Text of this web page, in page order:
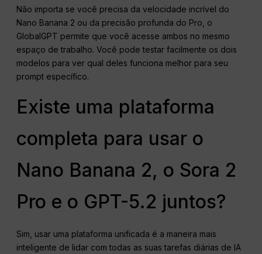
Não importa se você precisa da velocidade incrível do
Nano Banana 2 ou da precisão profunda do Pro, o
GlobalGPT permite que você acesse ambos no mesmo
espaço de trabalho. Você pode testar facilmente os dois
modelos para ver qual deles funciona melhor para seu
prompt específico.
Existe uma plataforma
completa para usar o
Nano Banana 2, o Sora 2
Pro e o GPT-5.2 juntos?
Sim, usar uma plataforma unificada é a maneira mais
inteligente de lidar com todas as suas tarefas diárias de IA